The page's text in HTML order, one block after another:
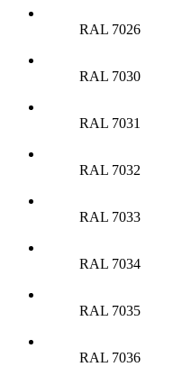
RAL 7026
RAL 7030
RAL 7031
RAL 7032
RAL 7033
RAL 7034
RAL 7035
RAL 7036